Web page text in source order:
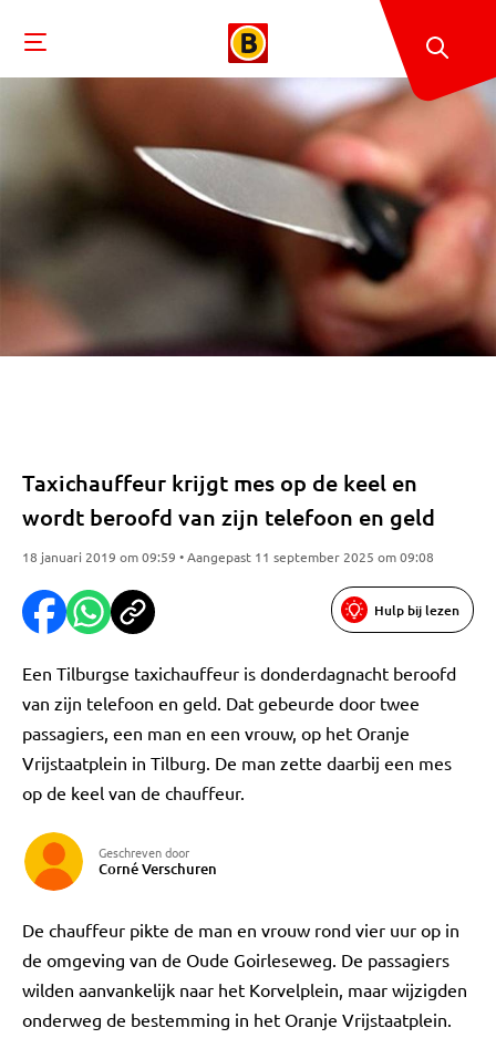
Taxichauffeur krijgt mes op de keel en
wordt beroofd van zijn telefoon en geld
18 januari 2019 om 09:59 • Aangepast 11 september 2025 om 09:08
Hulp bij lezen
Een Tilburgse taxichauffeur is donderdagnacht beroofd
van zijn telefoon en geld. Dat gebeurde door twee
passagiers, een man en een vrouw, op het Oranje
Vrijstaatplein in Tilburg. De man zette daarbij een mes
op de keel van de chauffeur.
Geschreven door
Corné Verschuren
De chauffeur pikte de man en vrouw rond vier uur op in
de omgeving van de Oude Goirleseweg. De passagiers
wilden aanvankelijk naar het Korvelplein, maar wijzigden
onderweg de bestemming in het Oranje Vrijstaatplein.